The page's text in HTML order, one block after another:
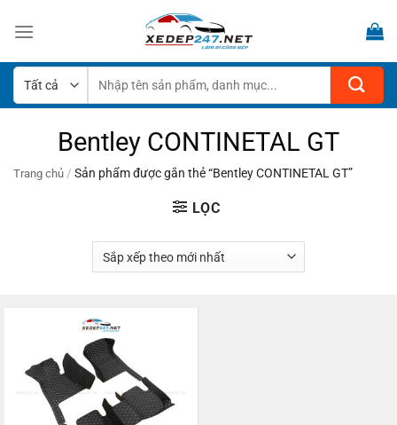
qua
dung
kiếm:
Bentley CONTINETAL GT
Trang chủ / Sản phẩm được gắn thẻ “Bentley CONTINETAL GT”
LỌC